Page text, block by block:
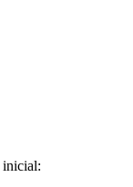
inicial: